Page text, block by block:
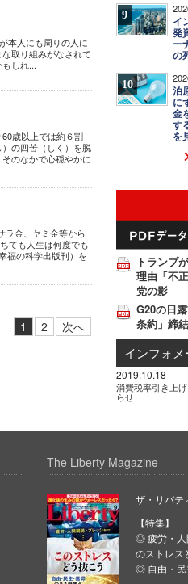
本人にも周りの人に
取り組みがなされて
しれ...
歳以上では約６割
の四苦（しく）を脱
のなかで心穏やかに
ラ金、ヤミ金等から
ても人生は何度でも
福の科学出版刊）を
1 2 次へ
9
イ
発
ー
の
10
泊
に
金
す
を
トランプ
理由「不
党の影
G20の日
条約」締
インフォ
2019.10.18
消費税率引き上
らせ
The Liberty Magazine
ザ・リバテ
【特集】
◎ 疲労・人
のストレス
◎ 自由・民